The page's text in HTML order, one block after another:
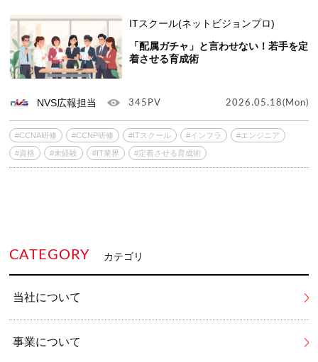
ITスクール(ネットビジョンプロ)
「配属ガチャ」と言わせない！若手を定
着させる育成術
NVS広報担当 345PV 2026.05.18(Mon)
#CCNA研修 #CCNP研修 #ITスクール #インフラ #エンジニア
#資格 #未経験 #IT業界 #定着させる育成術
CATEGORY カテゴリ
当社について
事業について